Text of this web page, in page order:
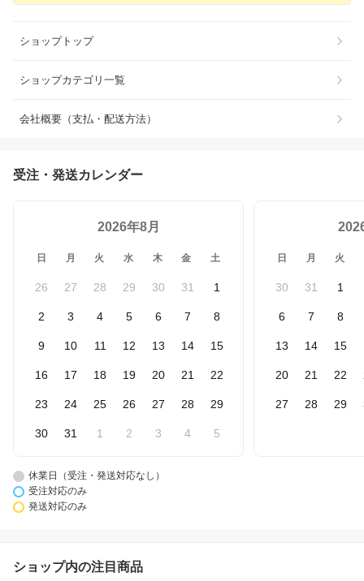
ショップトップ
ショップカテゴリ一覧
会社概要（支払・配送方法）
受注・発送カレンダー
2026年8月
日 月 火 水 木 金 土
26 27 28 29 30 31 1
2 3 4 5 6 7 8
9 10 11 12 13 14 15
16 17 18 19 20 21 22
23 24 25 26 27 28 29
30 31 1 2 3 4 5
日 月 火
30 31 1
6 7 8
13 14 15
20 21 22
27 28 29
休業日（受注・発送対応なし）
受注対応のみ
発送対応のみ
ショップ内の注目商品